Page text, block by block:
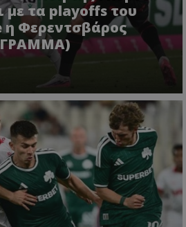
με τα playoffs του
η Φερεντσβάρος